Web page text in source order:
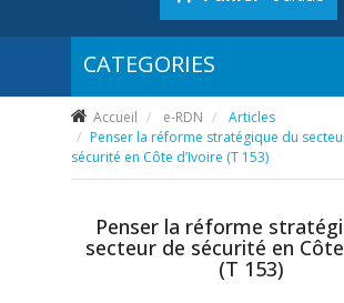
Accueil e-RDN
Articles
Penser la réforme stratégique du
sécurité en Côte d’Ivoire (T 153)
Penser la réforme
secteur de sécurité en Côte
(T 153)